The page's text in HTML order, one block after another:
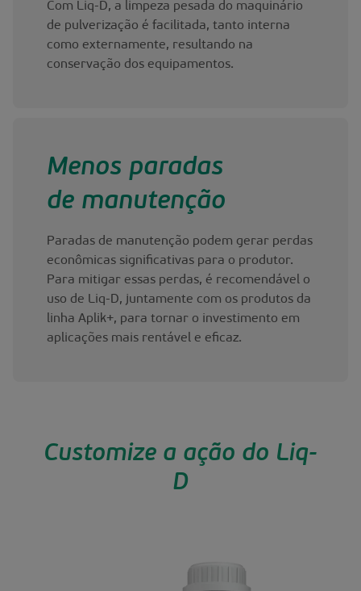
Com Liq-D, a limpeza pesada do maquinário
de pulverização é facilitada, tanto interna
como externamente, resultando na
conservação dos equipamentos.
Menos paradas
de manutenção
Paradas de manutenção podem gerar perdas
econômicas significativas para o produtor.
Para mitigar essas perdas, é recomendável o
uso de Liq-D, juntamente com os produtos da
linha Aplik+, para tornar o investimento em
aplicações mais rentável e eficaz.
Customize a ação do Liq-
D